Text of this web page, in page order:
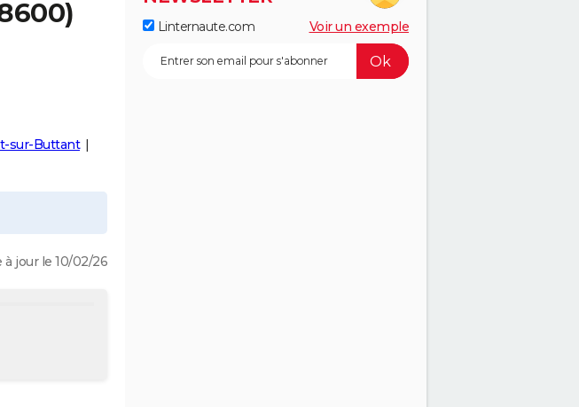
sur-Buttant
à jour le 10/02/26
Linternaute.com Voir un exemple